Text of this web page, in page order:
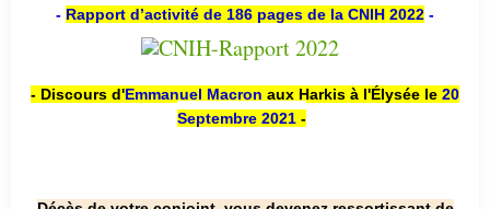
- Rapport d’activité de 186 pages de la CNIH 2022 -
- Discours d'Emmanuel Macron aux Harkis à l'Élysée le 20
Septembre 2021 -